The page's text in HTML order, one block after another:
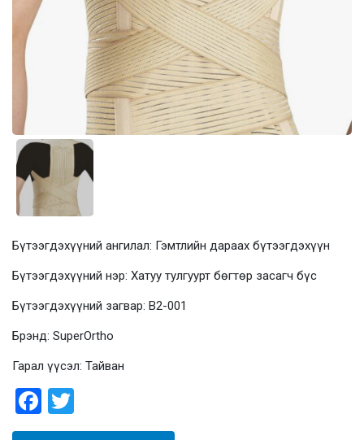
Бүтээгдэхүүний ангилал: Гэмтлийн дараах бүтээгдэхүүн
Бүтээгдэхүүний нэр: Хатуу тулгуурт бөгтөр засагч бүс
Бүтээгдэхүүний загвар: В2-001
Брэнд: SuperOrtho
Гарал үүсэл: Тайван
Facebook